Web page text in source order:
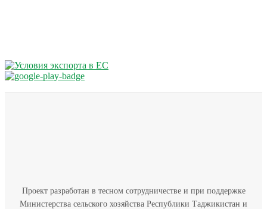
Проект разработан в тесном сотрудничестве и при поддержке
Министерства сельского хозяйства Республики Таджикистан и